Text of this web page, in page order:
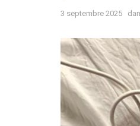
3 septembre 2025